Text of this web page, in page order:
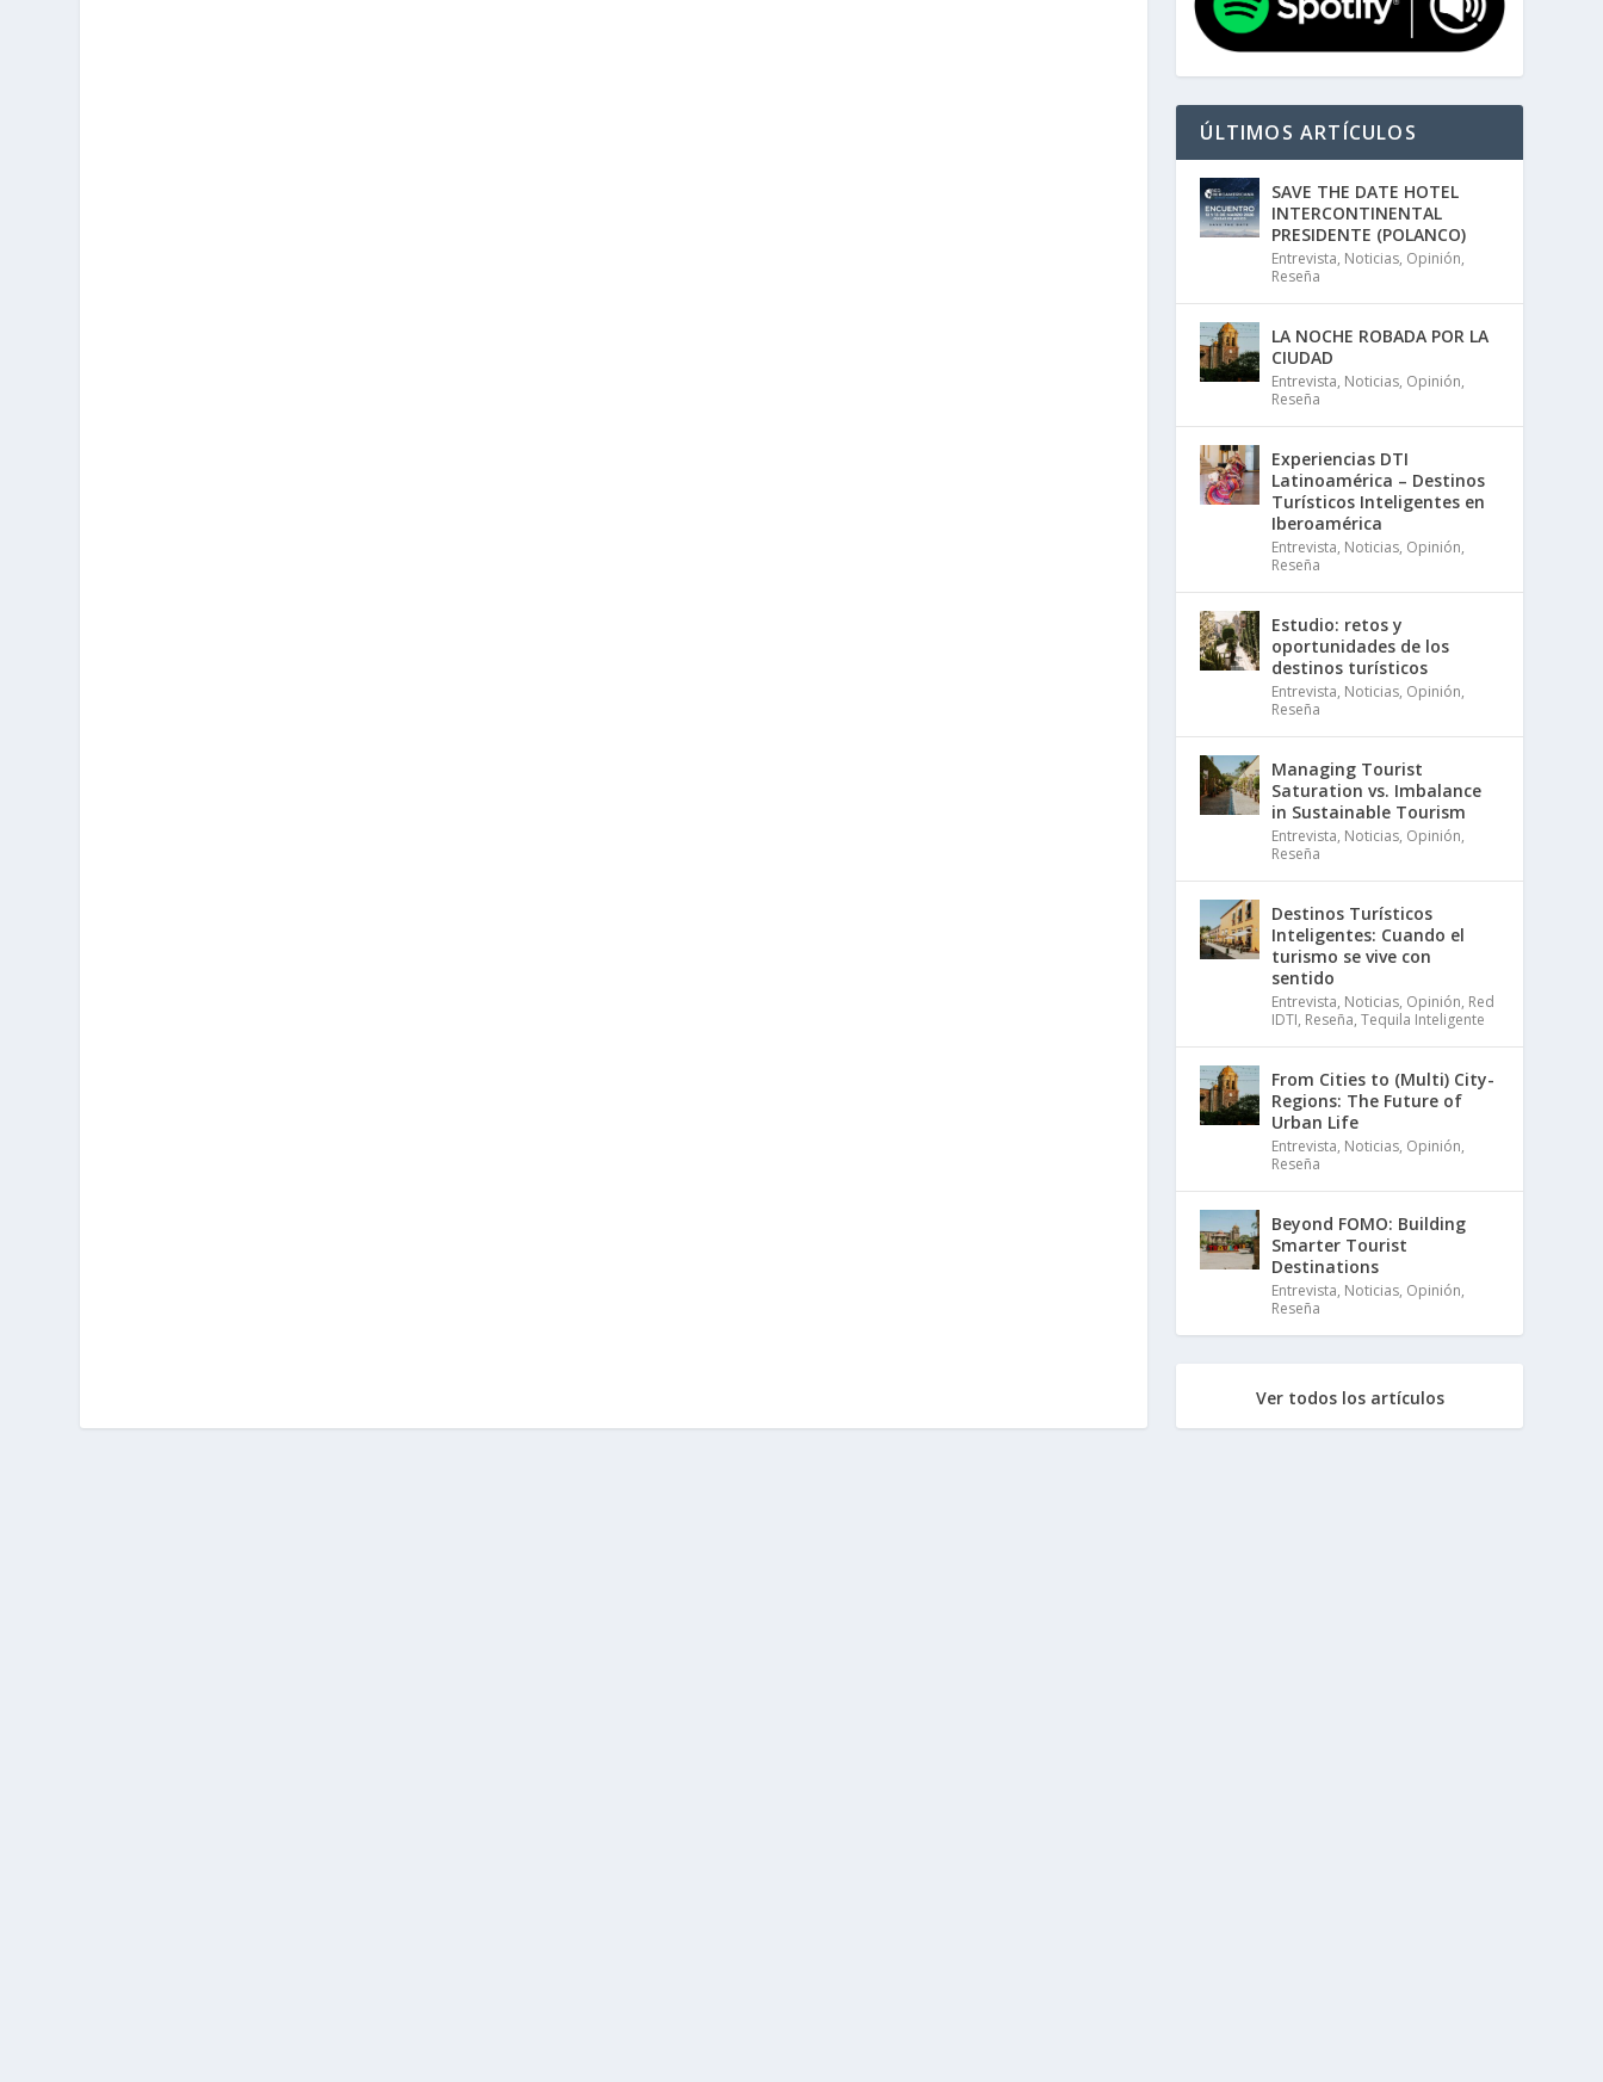
ÚLTIMOS ARTÍCULOS
SAVE THE DATE HOTEL
INTERCONTINENTAL
PRESIDENTE (POLANCO)
Entrevista, Noticias, Opinión,
Reseña
LA NOCHE ROBADA POR LA
CIUDAD
Entrevista, Noticias, Opinión,
Reseña
Experiencias DTI
Latinoamérica – Destinos
Turísticos Inteligentes en
Iberoamérica
Entrevista, Noticias, Opinión,
Reseña
Estudio: retos y
oportunidades de los
destinos turísticos
Entrevista, Noticias, Opinión,
Reseña
Managing Tourist
Saturation vs. Imbalance
in Sustainable Tourism
Entrevista, Noticias, Opinión,
Reseña
Destinos Turísticos
Inteligentes: Cuando el
turismo se vive con
sentido
Entrevista, Noticias, Opinión, Red
IDTI, Reseña,Tequila Inteligente
From Cities to (Multi) City-
Regions: The Future of
Urban Life
Entrevista, Noticias, Opinión,
Reseña
Beyond FOMO: Building
Smarter Tourist
Destinations
Entrevista, Noticias, Opinión,
Reseña
Ver todos los artículos